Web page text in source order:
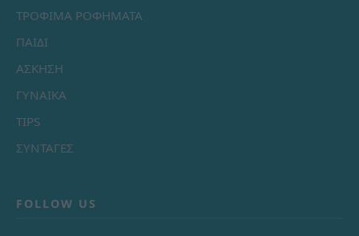
ΤΡΟΦΙΜΑ ΡΟΦΗΜΑΤΑ
ΠΑΙΔΙ
ΑΣΚΗΣΗ
ΓΥΝΑΙΚΑ
TIPS
ΣΥΝΤΑΓΕΣ
FOLLOW US